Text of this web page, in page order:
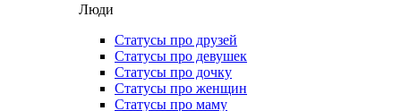
Люди
Статусы про друзей
Статусы про девушек
Статусы про дочку
Статусы про женщин
Статусы про маму